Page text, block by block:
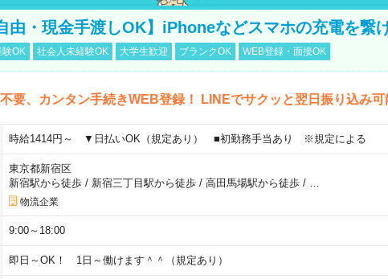
由・現金手渡しOK】iPhoneなどスマホの充電を繋
OK 社会人未経験OK 大学生歓迎 ブランクOK WEB登録・面接OK
要、カンタン手続きWEB登録！ LINEでサクッと翌日振り込み可
時給1414円～ ▼日払いOK（規定あり） ■初勤務手当あり ※規定による
東京都新宿区
新宿駅から徒歩/ 新宿三丁目駅から徒歩/ 高田馬場駅から徒歩/
物流企業
9:00～18:00
即日～OK！ 1日～働けます＾＾（規定あり）